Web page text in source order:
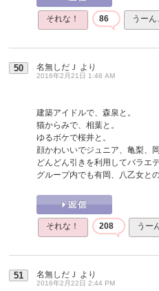
それな！ 86 うーん
50 名無しだＪ より
2016年2月21日 1:48 AM
建築アイドルで、森泉と。
猫からみで、相葉と。
ゆるボケで桜井と。
顔かわいいでジュニア、亀梨、岡
どんどん引きを利用してバラエ
グループ内でも有岡、八乙女と
それな！ 208 うー
51 名無しだＪ より
2016年2月22日 2:44 PM